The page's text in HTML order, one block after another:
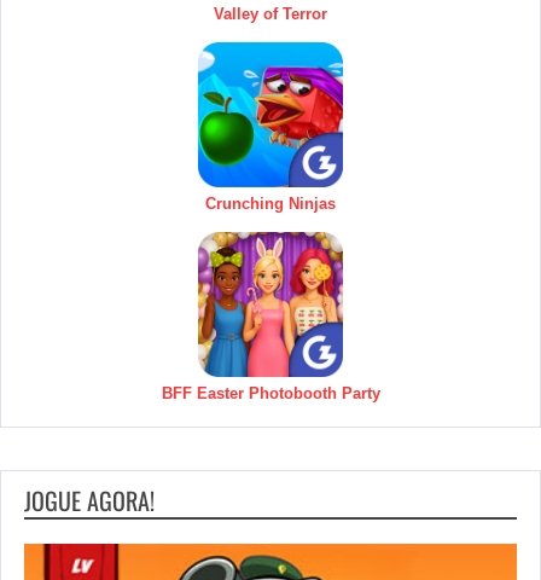
Valley of Terror
Crunching Ninjas
BFF Easter Photobooth Party
JOGUE AGORA!